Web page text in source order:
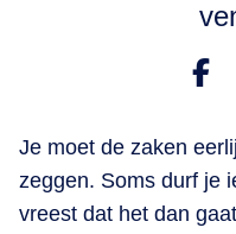
Je moet de zaken
zeggen. Soms durf je
vreest dat het dan